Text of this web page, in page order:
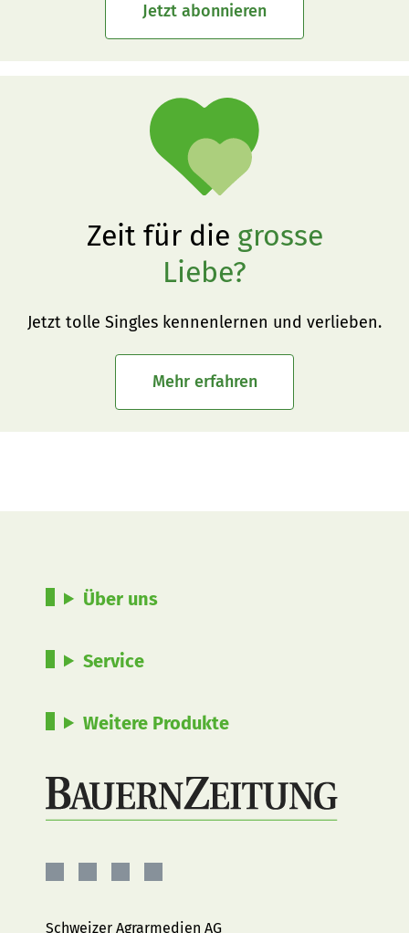
Jetzt abonnieren
Zeit für die grosse
Liebe?
Jetzt tolle Singles kennenlernen und verlieben.
Mehr erfahren
Über uns
Service
Weitere Produkte
Facebook
Instagram
YouTubeLinkedIn
Schweizer Agrarmedien AG